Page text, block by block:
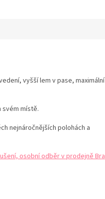
vyšší lem v pase, maximální
svém místě.
nejnáročnějších polohách a
osobní odběr v prodejně Bra